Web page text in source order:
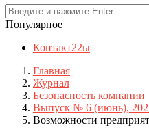
Популярное
Контакт22ы
Главная
Журнал
Безопасность компании
Выпуск № 6 (июнь),
Возможности